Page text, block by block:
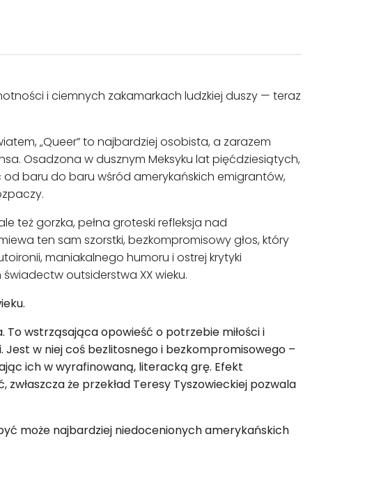
i ciemnych zakamarkach ludzkiej duszy — teraz
„Queer” to najbardziej osobista, a zarazem
Osadzona w dusznym Meksyku lat pięćdziesiątych,
baru do baru wśród amerykańskich emigrantów,
też gorzka, pełna groteski refleksja nad
ten sam szorstki, bezkompromisowy głos, który
maniakalnego humoru i ostrej krytyki
outsiderstwa XX wieku.
To wstrząsająca opowieść o potrzebie miłości i
w niej coś bezlitosnego i bezkompromisowego –
ich w wyrafinowaną, literacką grę. Efekt
że przekład Teresy Tyszowieckiej pozwala
może najbardziej niedocenionych amerykańskich